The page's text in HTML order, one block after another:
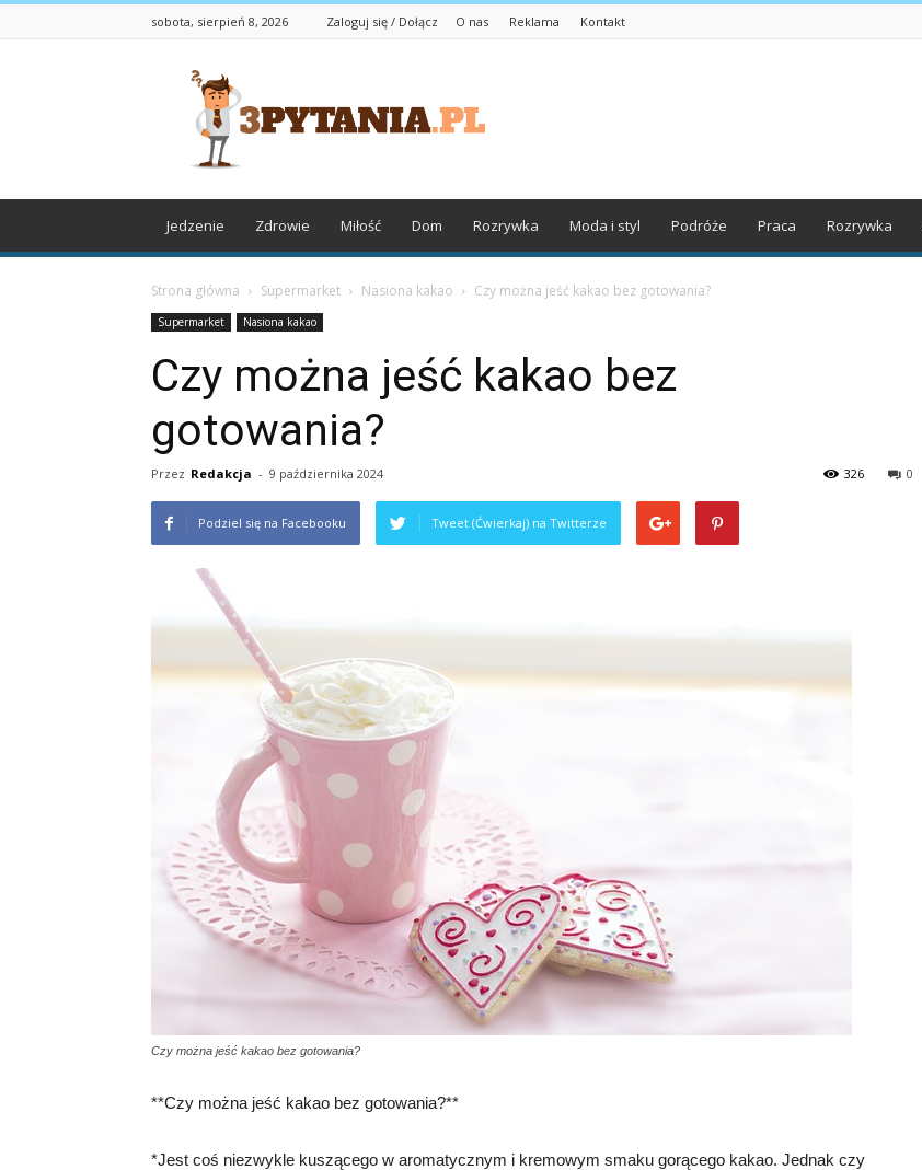
sobota, sierpień 8, 2026 Zaloguj się / Dołącz O nas Reklama Kontakt
3pytania.pl
Jedzenie Zdrowie Miłość Dom Rozrywka Moda i styl Podróże Praca Rozrywka
Strona główna Supermarket Nasiona kakao Czy można jeść kakao bez gotowania?
Supermarket Nasiona kakao
Czy można jeść kakao bez
gotowania?
Przez Redakcja - 9 października 2024 0
326
Podziel się na Facebooku Tweet (Ćwierkaj) na Twitterze
Czy można jeść kakao bez gotowania?
**Czy można jeść kakao bez gotowania?**
*Jest coś niezwykle kuszącego w aromatycznym i kremowym smaku gorącego kakao. Jednak czy